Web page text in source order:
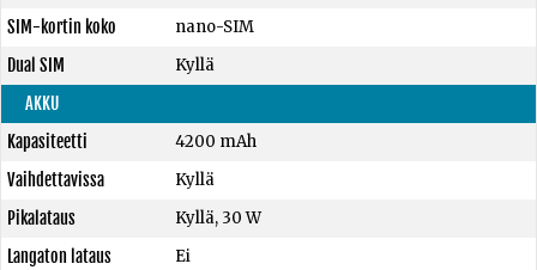
SIM-kortin koko
nano-SIM
Dual SIM
Kyllä
AKKU
Kapasiteetti
4200 mAh
Vaihdettavissa
Kyllä
Pikalataus
Kyllä, 30 W
Langaton lataus
Ei